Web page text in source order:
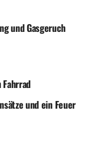
und Gasgeruch
und ein Feuer